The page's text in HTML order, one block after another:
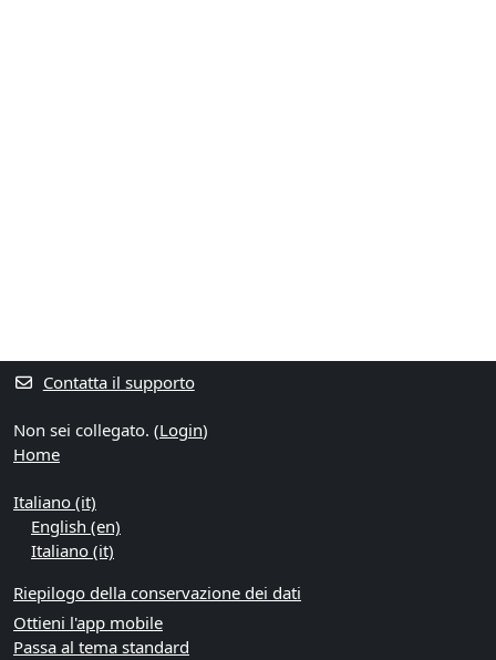
Contatta il supporto
Non sei collegato. (Login)
Home
Italiano ‎(it)‎
English ‎(en)‎
Italiano ‎(it)‎
Riepilogo della conservazione dei dati
Ottieni l'app mobile
Passa al tema standard